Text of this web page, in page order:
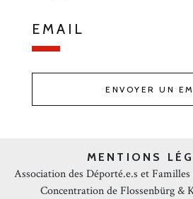
EMAIL
ENVOYER UN
MENTIONS
Association des Déporté.e.s et
Concentration de Flossenbürg &